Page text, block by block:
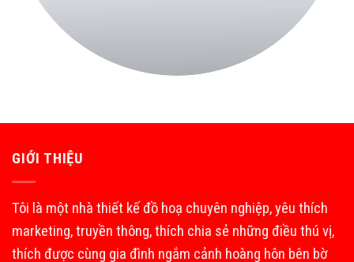
GIỚI THIỆU
Tôi là một nhà thiết kế đồ hoạ chuyên nghiệp, yêu thích
marketing, truyền thông, thích chia sẻ những điều thú vị,
thích được cùng gia đình ngắm cảnh hoàng hôn bên bờ